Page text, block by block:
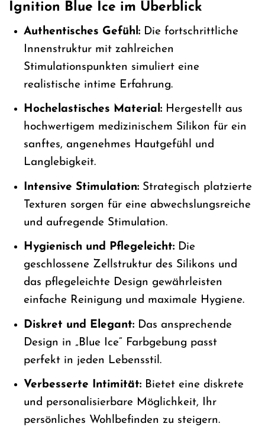
Ignition Blue Ice im Überblick
Authentisches Gefühl:Die fortschrittliche
Innenstruktur mit zahlreichen
Stimulationspunkten simuliert eine
realistische intime Erfahrung.
Hochelastisches Material:Hergestellt aus
hochwertigem medizinischem Silikon für ein
sanftes, angenehmes Hautgefühl und
Langlebigkeit.
Intensive Stimulation:Strategisch platzierte
Texturen sorgen für eine abwechslungsreiche
und aufregende Stimulation.
Hygienisch und Pflegeleicht:Die
geschlossene Zellstruktur des Silikons und
das pflegeleichte Design gewährleisten
einfache Reinigung und maximale Hygiene.
Diskret und Elegant:Das ansprechende
Design in „Blue Ice“ Farbgebung passt
perfekt in jeden Lebensstil.
Verbesserte Intimität:Bietet eine diskrete
und personalisierbare Möglichkeit, Ihr
persönliches Wohlbefinden zu steigern.